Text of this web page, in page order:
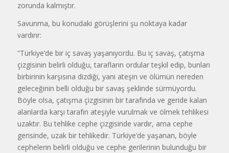
zorunda kalmıştır.
Savunma, bu konudaki görüşlerini şu noktaya kadar
vardırır:
“Türkiye’de bir iç savaş yaşanıyordu. Bu iç savaş, çatışma
çizgisinin belirli olduğu, tarafların ordular teşkil edip, bunları
birbirinin karşısına dizdiği, yani ateşin ve ölümün nereden
geleceğinin belli olduğu bir savaş şeklinde sürmüyordu.
Böyle olsa, çatışma çizgisinin bir tarafında ve geride kalan
alanlarda karşı tarafın ateşiyle vurulmak ve ölmek tehlikesi
uzaktır. Bu tehlike cephe çizgisinde vardır, ama cephe
gerisinde, uzak bir tehlikedir. Türkiye’de yaşanan, böyle
cephelerin belirli olduğu ve cephe gerilerinin bulunduğu bir